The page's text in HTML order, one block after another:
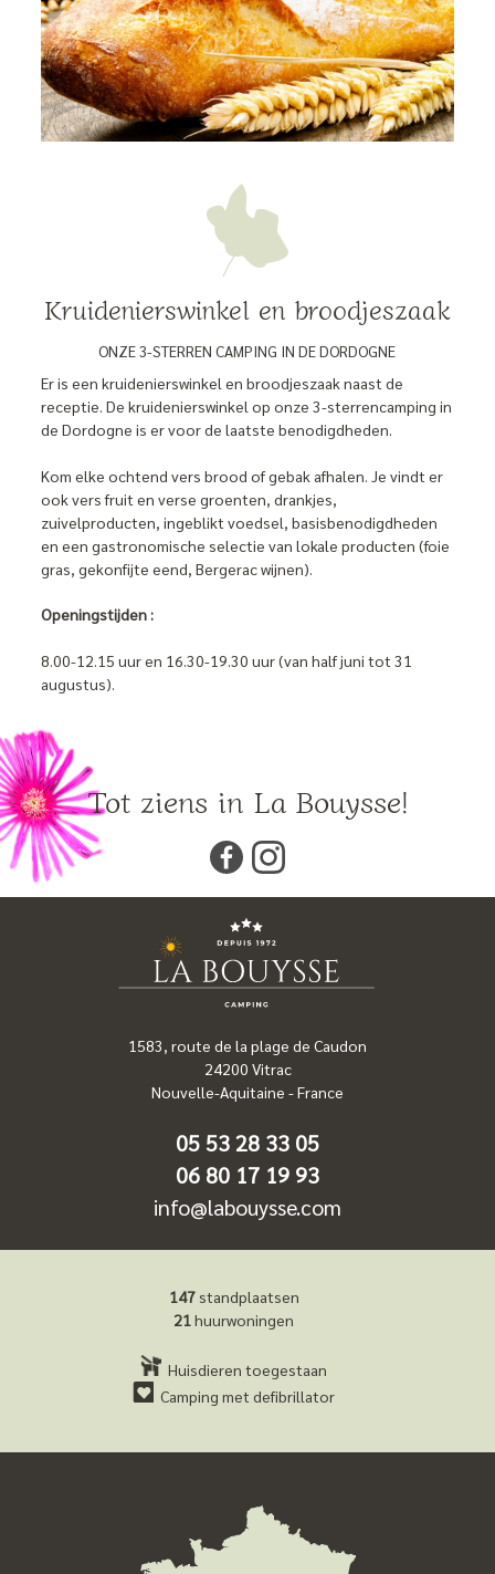
Kruidenierswinkel en broodjeszaak
ONZE 3-STERREN CAMPING IN DE DORDOGNE
Er is een kruidenierswinkel en broodjeszaak naast de
receptie. De kruidenierswinkel op onze 3-sterrencamping in
de Dordogne is er voor de laatste benodigdheden.
Kom elke ochtend vers brood of gebak afhalen. Je vindt er
ook vers fruit en verse groenten, drankjes,
zuivelproducten, ingeblikt voedsel, basisbenodigdheden
en een gastronomische selectie van lokale producten (foie
gras, gekonfijte eend, Bergerac wijnen).
Openingstijden :
8.00-12.15 uur en 16.30-19.30 uur (van half juni tot 31
augustus).
Tot ziens in La Bouysse!
147standplaatsen
21huurwoningen
Huisdieren toegestaan
Camping met defibrillator
1583, route de la plage de Caudon
24200 Vitrac
Nouvelle-Aquitaine -France
05 53 28 33 05
06 80 17 19 93
info@labouysse.com